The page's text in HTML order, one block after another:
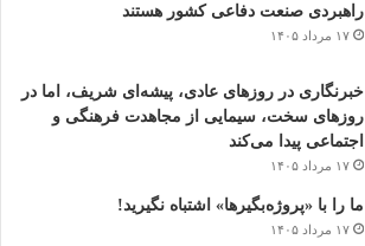
راهبردی صنعت دفاعی کشور هستند
۱۷ مرداد ۱۴۰۵
خبرنگاری در روزهای عادی، پیشه‌ای شریف، اما در
روزهای سخت، سیمایی از مجاهدت فرهنگی و
اجتماعی پیدا می‌کند
۱۷ مرداد ۱۴۰۵
ما را با «پروژه‌بگیرها» اشتباه نگیرید!
۱۷ مرداد ۱۴۰۵